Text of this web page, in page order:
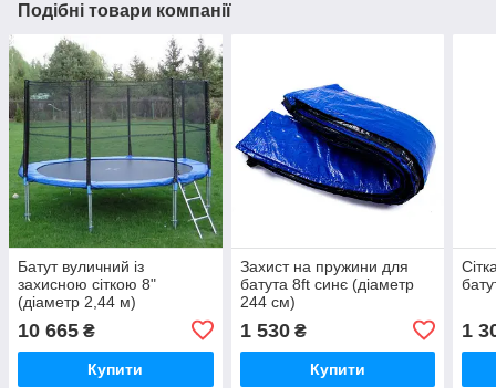
Подібні товари компанії
Батут вуличний із
захисною сіткою 8"
(діаметр 2,44 м)
10 665 ₴
Купити
Захист на пружини для
батута 8ft синє (діаметр
244 см)
1 530₴
Купити
1